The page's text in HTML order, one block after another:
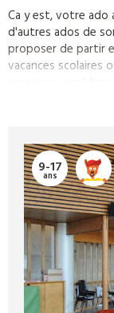
Ca y est, votre ado
d'autres ados de
proposer de partir
vacances scolaires
occasions sont
attendre notre
a fort à parier
9-17
ans